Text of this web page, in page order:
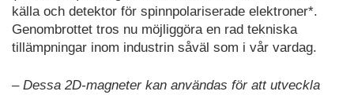
källa och detektor för spinnpolariserade elektroner*.
Genombrottet tros nu möjliggöra en rad tekniska
tillämpningar inom industrin såväl som i vår vardag.
– Dessa 2D-magneter kan användas för att utveckla